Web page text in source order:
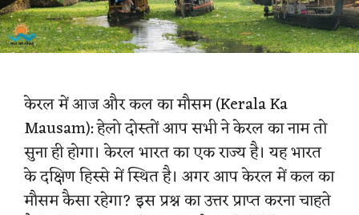
केरल में आज और कल का मौसम (Kerala Ka
Mausam): हेलो दोस्तों आप सभी ने केरल का नाम तो
सुना ही होगा। केरल भारत का एक राज्य है। यह भारत
के दक्षिण हिस्से में स्थित है। अगर आप केरल में कल का
मौसम कैसा रहेगा? इस प्रश्न का उत्तर प्राप्त करना चाहते